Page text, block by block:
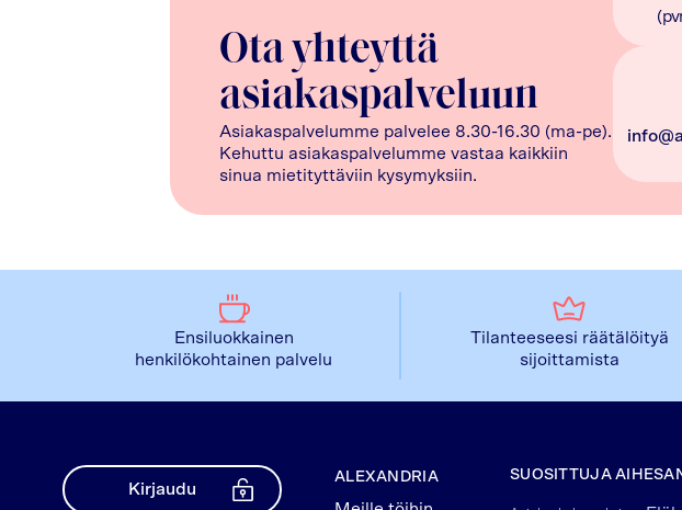
Ota yhteyttä
asiakaspalveluun
Asiakaspalvelumme palvelee 8.30-16.30 (ma-pe).
Kehuttu asiakaspalvelumme vastaa kaikkiin
sinua mietityttäviin kysymyksiin.
Ensiluokkainen
henkilökohtainen palvelu
Tilanteeseesi räätälöityä
sijoittamista
Kirjaudu
ALEXANDRIA SUOSITTUJA